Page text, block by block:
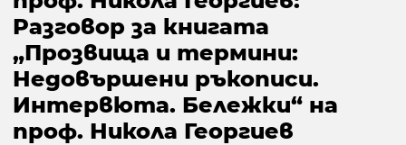
Разговор за книгата
„Прозвища и термини:
Недовършени ръкописи.
Интервюта. Бележки“ на
проф. Никола Георгиев